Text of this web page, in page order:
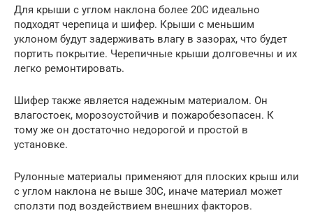
Для крыши с углом наклона более 20C идеально
подходят черепица и шифер. Крыши с меньшим
уклоном будут задерживать влагу в зазорах, что будет
портить покрытие. Черепичные крыши долговечны и их
легко ремонтировать.
Шифер также является надежным материалом. Он
влагостоек, морозоустойчив и пожаробезопасен. К
тому же он достаточно недорогой и простой в
установке.
Рулонные материалы применяют для плоских крыш или
с углом наклона не выше 30C, иначе материал может
сползти под воздействием внешних факторов.